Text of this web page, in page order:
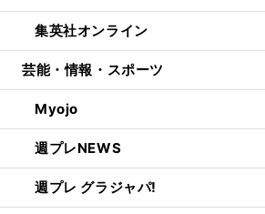
集英社オンライン
芸能・情報・スポーツ
Myojo
週プレNEWS
週プレ グラジャパ!